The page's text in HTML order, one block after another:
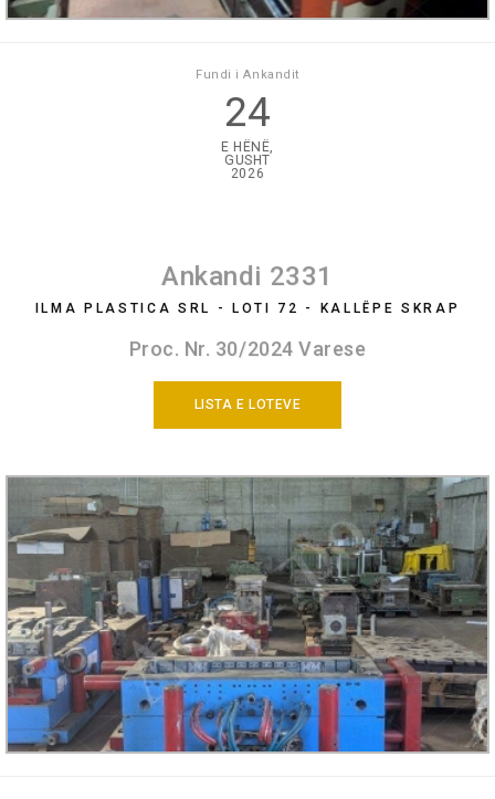
Fundi i Ankandit
24
E HËNË,
GUSHT
2026
Ankandi 2331
ILMA PLASTICA SRL - LOTI 72 - KALLËPE SKRAP
Proc. Nr. 30/2024 Varese
LISTA E LOTEVE